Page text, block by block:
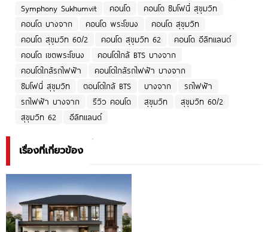
Symphony Sukhumvit
คอนโด
คอนโด ซิมโฟนี่ สุขุมวิท
คอนโด บางจาก
คอนโด พระโขนง
คอนโด สุขุมวิท
คอนโด สุขุมวิท 60/2
คอนโด สุขุมวิท 62
คอนโด อีลิทแลนด์
คอนโด เขตพระโขนง
คอนโดใกล้ BTS บางจาก
คอนโดใกล้รถไฟฟ้า
คอนโดใกล้รถไฟฟ้า บางจาก
ซิมโฟนี่ สุขุมวิท
ตอนโดใกล้ BTS บางจาก
รถไฟฟ้า
รถไฟฟ้า บางจาก
รีวิว คอนโด สุขุมวิท
สุขุมวิท 60/2
สุขุมวิท 62
อีลิทแลนด์
เรื่องที่เกี่ยวข้อง